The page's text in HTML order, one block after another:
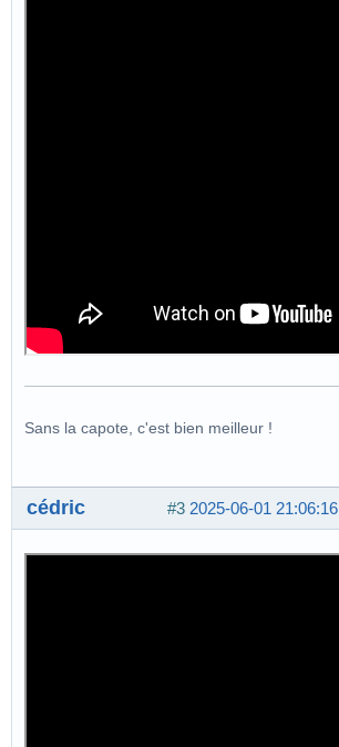
Sans la capote, c'est bien meilleur !
#3 2025-06-01 21:06:16
cédric